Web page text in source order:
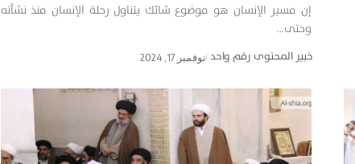
إن مسير الإنسان هو موضوع شائك يتناول رحلة الإنسان منذ نشأته
وحتى…
خبير المحتوى رقم واحد نوفمبر 17, 2024